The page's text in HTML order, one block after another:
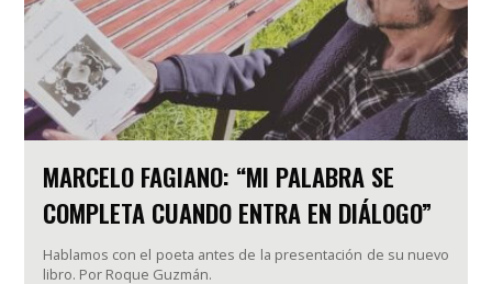
MARCELO FAGIANO: “MI PALABRA SE
COMPLETA CUANDO ENTRA EN DIÁLOGO”
Hablamos con el poeta antes de la presentación de su nuevo
libro. Por Roque Guzmán.